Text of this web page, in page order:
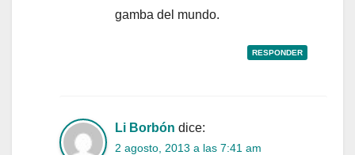
gamba del mundo.
RESPONDER
Li Borbón dice:
2 agosto, 2013 a las 7:41 am